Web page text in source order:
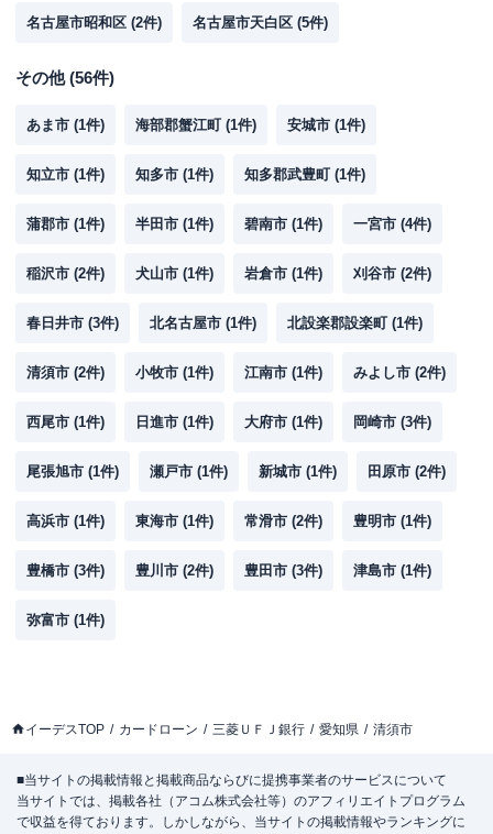
名古屋市昭和区 (2件) 名古屋市天白区 (5件)
その他(56件)
あま市 (1件) 海部郡蟹江町 (1件) 安城市 (1件)
知立市 (1件) 知多市 (1件) 知多郡武豊町 (1件)
蒲郡市 (1件) 半田市 (1件) 碧南市 (1件) 一宮市 (4件)
稲沢市 (2件) 犬山市 (1件) 岩倉市 (1件) 刈谷市 (2件)
春日井市 (3件) 北名古屋市 (1件) 北設楽郡設楽町 (1件)
清須市 (2件) 小牧市 (1件) 江南市 (1件) みよし市 (2件)
西尾市 (1件) 日進市 (1件) 大府市 (1件) 岡崎市 (3件)
尾張旭市 (1件) 瀬戸市 (1件) 新城市 (1件) 田原市 (2件)
高浜市 (1件) 東海市 (1件) 常滑市 (2件) 豊明市 (1件)
豊橋市 (3件) 豊川市 (2件) 豊田市 (3件) 津島市 (1件)
弥富市 (1件)
イーデスTOP カードローン 三菱ＵＦＪ銀行 愛知県 清須市
■当サイトの掲載情報と掲載商品ならびに提携事業者のサービスについて
当サイトでは、掲載各社（アコム株式会社等）のアフィリエイトプログラム
で収益を得ております。しかしながら、当サイトの掲載情報やランキングに